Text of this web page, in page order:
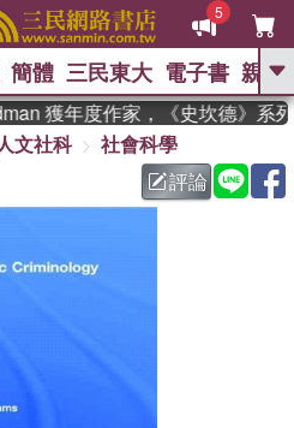
5
GO
搜： 東野圭吾 、 高希均教授回憶錄
父親節 、 如果歷
暑期推薦 、 國際布克
大的迷走神經
簡體 三民東大 電子書 親子
獲年度作家，《史坎德》系列
文社科
社會科學
評論